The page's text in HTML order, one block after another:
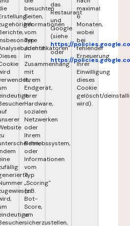
besuchten
Seiten,
Informationen
vom
Typ
„Identifikatoren"
im
Zusammenhang
mit
Ihrem
Endgerät,
Ihrer
Hardware,
sozialen
Netzwerken
oder
Ihrem
Betriebssystem,
oder
Informationen
vom
Typ
„Scoring"
(z.B.
Bot-
Score,
um
sicherzustellen,
das
Restaurant
und
Google
(siehe
https://
oder
https://
maximal
6
Monaten,
wobei
bei
fehlender
Erneuerung
Ihrer
Einwilligung
dieses
Cookie
gelöscht/
wird).